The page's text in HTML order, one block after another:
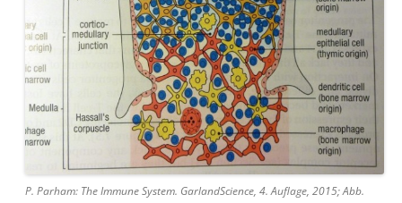
P. Parham: The Immune System. GarlandScience, 4. Auflage, 2015; Abb.